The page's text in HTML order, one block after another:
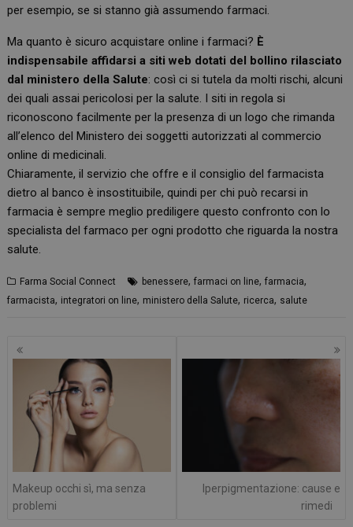
per esempio, se si stanno già assumendo farmaci.
Ma quanto è sicuro acquistare online i farmaci? È
indispensabile affidarsi a siti web dotati del bollino rilasciato
dal ministero della Salute: così ci si tutela da molti rischi, alcuni
dei quali assai pericolosi per la salute. I siti in regola si
riconoscono facilmente per la presenza di un logo che rimanda
all’elenco del Ministero dei soggetti autorizzati al commercio
online di medicinali.
Chiaramente, il servizio che offre e il consiglio del farmacista
dietro al banco è insostituibile, quindi per chi può recarsi in
farmacia è sempre meglio prediligere questo confronto con lo
specialista del farmaco per ogni prodotto che riguarda la nostra
salute.
Farma Social Connect benessere,farmaci on line,farmacia,
farmacista, integratori on line, ministero della Salute, ricerca, salute
Navigazione
articoli
Makeup occhi sì, ma senza
problemi
Iperpigmentazione: cause e
rimedi